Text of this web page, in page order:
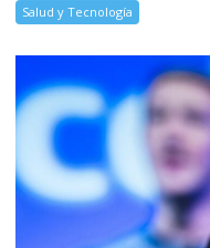
Salud y Tecnología